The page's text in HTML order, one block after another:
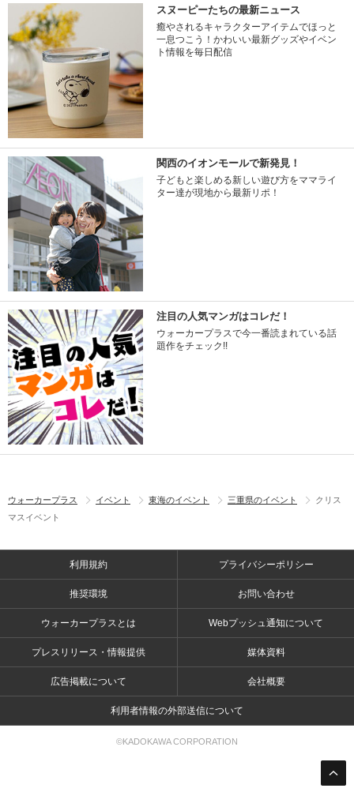
スヌーピーたちの最新ニュース
癒やされるキャラクターアイテムでほっと
一息つこう！かわいい最新グッズやイベン
ト情報を毎日配信
関西のイオンモールで新発見！
子どもと楽しめる新しい遊び方をママライ
ター達が現地から最新リポ！
注目の人気マンガはコレだ！
ウォーカープラスで今一番読まれている話
題作をチェック!!
ウォーカープラス イベント 東海のイベント 三重県のイベント
クリス
マスイベント
利用規約 プライバシーポリシー
推奨環境 お問い合わせ
ウォーカープラスとは Webプッシュ通知について
プレスリリース・情報提供 媒体資料
広告掲載について 会社概要
利用者情報の外部送信について
©KADOKAWA CORPORATION